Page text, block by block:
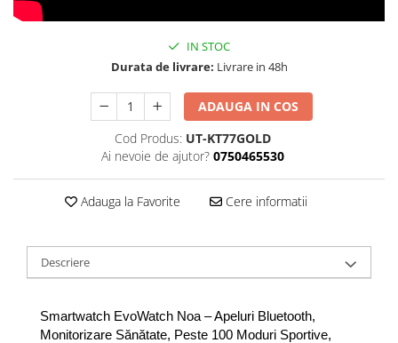
IN STOC
Durata de livrare: Livrare in 48h
ADAUGA IN COS
Cod Produs: UT-KT77GOLD
Ai nevoie de ajutor? 0750465530
Adauga la Favorite Cere informatii
Descriere
Smartwatch EvoWatch Noa – Apeluri Bluetooth,
Monitorizare Sănătate, Peste 100 Moduri Sportive,